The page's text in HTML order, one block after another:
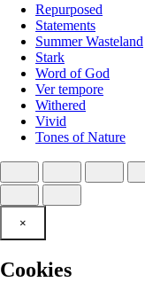
Repurposed
Statements
Summer Wasteland
Stark
Word of God
Ver tempore
Withered
Vivid
Tones of Nature
×
Cookies